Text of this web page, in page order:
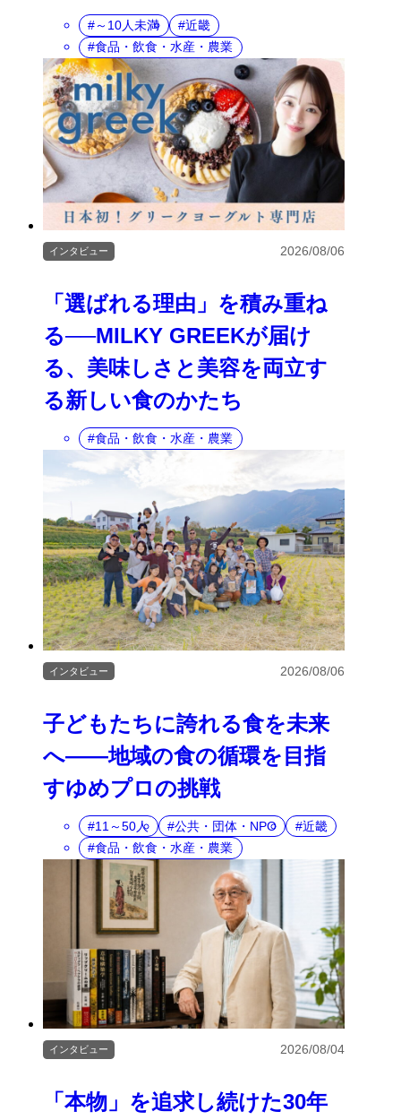
～10人未満
近畿
食品・飲食・水産・農業
「選ばれる理由」を積み重ね
る──MILKY GREEKが届け
る、美味しさと美容を両立す
る新しい食のかたち
インタビュー 2026/08/06
食品・飲食・水産・農業
子どもたちに誇れる食を未来
へ――地域の食の循環を目指
すゆめプロの挑戦
インタビュー 2026/08/06
11～50人 公共・団体・NPO
近畿
食品・飲食・水産・農業
「本物」を追求し続けた30年
インタビュー 2026/08/04